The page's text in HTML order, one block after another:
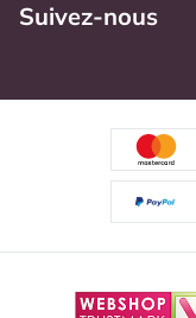
Suivez-nous